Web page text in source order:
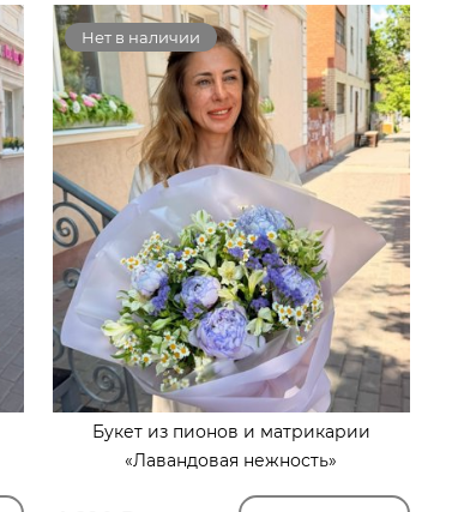
Нет в наличии
Букет из пионов и матрикарии
«Лавандовая нежность»